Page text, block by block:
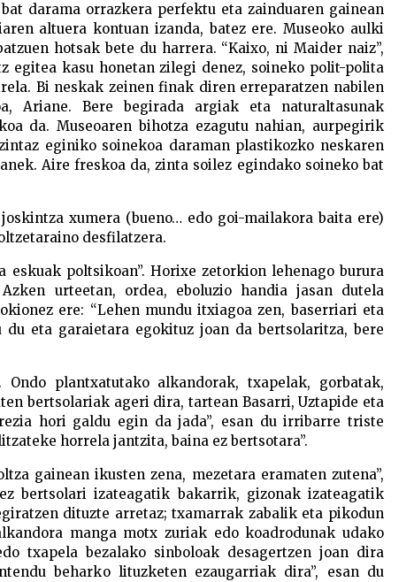
darama orrazkera perfektu eta zainduaren gainean
altuera kontuan izanda, batez ere. Museoko aulki
hotsak bete du harrera. “Kaixo, ni Maider naiz”,
egitea kasu honetan zilegi denez, soineko polit-polita
Bi neskak zeinen finak diren erreparatzen nabilen
Ariane. Bere begirada argiak eta naturaltasunak
da. Museoaren bihotza ezagutu nahian, aurpegirik
eginiko soinekoa daraman plastikozko neskaren
Aire freskoa da, zinta soilez egindako soineko bat
xumera (bueno… edo goi-mailakora baita ere)
desfilatzera.
eskuak poltsikoan”. Horixe zetorkion lehenago burura
urteetan, ordea, eboluzio handia jasan dutela
ere: “Lehen mundu itxiagoa zen, baserriari eta
eta garaietara egokituz joan da bertsolaritza, bere
plantxatutako alkandorak, txapelak, gorbatak,
bertsolariak ageri dira, tartean Basarri, Uztapide eta
hori galdu egin da jada”, esan du irribarre triste
horrela jantzita, baina ez bertsotara”.
gainean ikusten zena, mezetara eramaten zutena”,
bertsolari izateagatik bakarrik, gizonak izateagatik
dituzte arretaz; txamarrak zabalik eta pikodun
manga motx zuriak edo koadrodunak udako
txapela bezalako sinboloak desagertzen joan dira
beharko lituzketen ezaugarriak dira”, esan du